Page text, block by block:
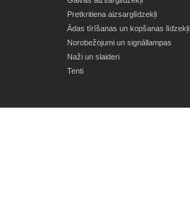
Pretkritiena aizsarglīdzekļi
Ādas tīrīšanas un kopšanas līdzekļi
Norobežojumi un signāllampas
Naži un slaideri
Tenti